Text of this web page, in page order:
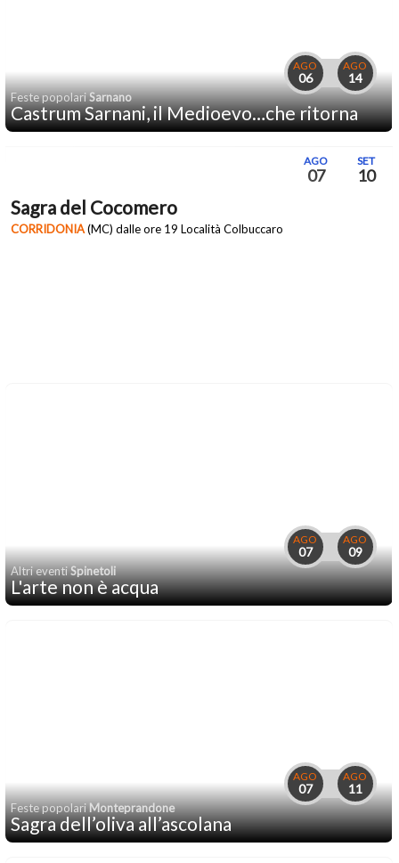
AGO
06
AGO
14
Feste popolariSarnano
Castrum Sarnani, il Medioevo…che ritorna
AGO
07
SET
10
Sagra del Cocomero
CORRIDONIA(MC) dalle ore 19 Località Colbuccaro
AGO
07
AGO
09
Altri eventiSpinetoli
L'arte non è acqua
AGO
07
AGO
11
Feste popolariMonteprandone
Sagra dell’oliva all’ascolana